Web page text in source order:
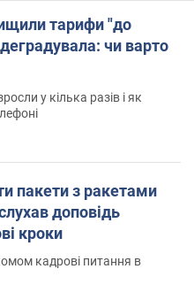
тарифи "до
чи варто
у кілька разів і як
пакети з ракетами
доповідь
кроки
кадрові питання в